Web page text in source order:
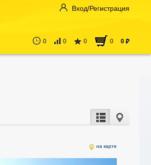
Вход/Регистрация
0 0 0 0 0 руб
на карте